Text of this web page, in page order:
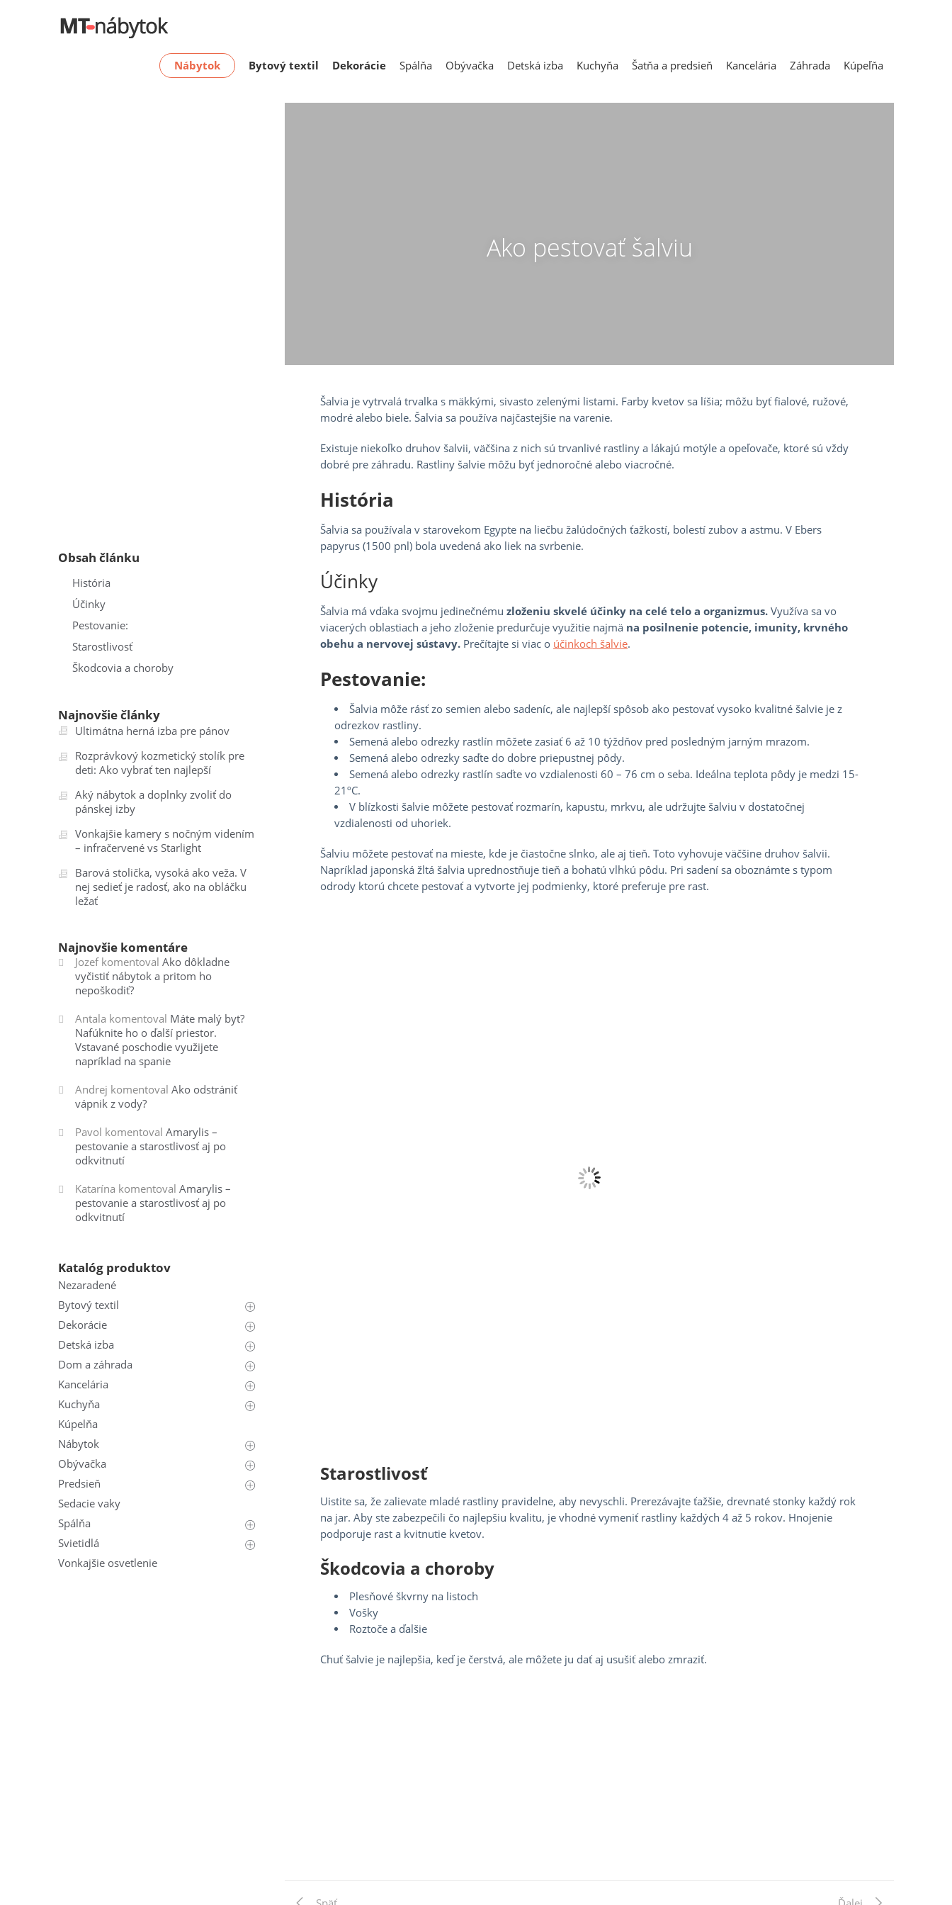
Nábytok Bytový textil Dekorácie Spálňa Obývačka Detská izba Kuchyňa Šatňa a predsieň Kancelária Záhrada Kúpeľňa
Ako pestovať šalviu
Šalvia je vytrvalá trvalka s mäkkými, sivasto zelenými listami. Farby kvetov sa líšia; môžu byť fialové, ružové,
modré alebo biele. Šalvia sa používa najčastejšie na varenie.
Existuje niekoľko druhov šalvii, väčšina z nich sú trvanlivé rastliny a lákajú motýle a opeľovače, ktoré sú vždy
dobré pre záhradu. Rastliny šalvie môžu byť jednoročné alebo viacročné.
História
Šalvia sa používala v starovekom Egypte na liečbu žalúdočných ťažkostí, bolestí zubov a astmu. V Ebers
papyrus (1500 pnl) bola uvedená ako liek na svrbenie.
Účinky
Šalvia má vďaka svojmu jedinečnému zloženiu skvelé účinky na celé telo a organizmus. Využíva sa vo
viacerých oblastiach a jeho zloženie predurčuje využitie najmä na posilnenie potencie, imunity, krvného
obehu a nervovej sústavy. Prečítajte si viac o účinkoch šalvie.
Pestovanie:
Šalvia môže rásť zo semien alebo sadeníc, ale najlepší spôsob ako pestovať vysoko kvalitné šalvie je z
odrezkov rastliny.
Semená alebo odrezky rastlín môžete zasiať 6 až 10 týždňov pred posledným jarným mrazom.
Semená alebo odrezky saďte do dobre priepustnej pôdy.
Semená alebo odrezky rastlín saďte vo vzdialenosti 60 – 76 cm o seba. Ideálna teplota pôdy je medzi 15-
21ºC.
V blízkosti šalvie môžete pestovať rozmarín, kapustu, mrkvu, ale udržujte šalviu v dostatočnej
vzdialenosti od uhoriek.
Šalviu môžete pestovať na mieste, kde je čiastočne slnko, ale aj tieň. Toto vyhovuje väčšine druhov šalvii.
Napríklad japonská žltá šalvia uprednostňuje tieň a bohatú vlhkú pôdu. Pri sadení sa oboznámte s typom
odrody ktorú chcete pestovať a vytvorte jej podmienky, ktoré preferuje pre rast.
Starostlivosť
Uistite sa, že zalievate mladé rastliny pravidelne, aby nevyschli. Prerezávajte ťažšie, drevnaté stonky každý rok
na jar. Aby ste zabezpečili čo najlepšiu kvalitu, je vhodné vymeniť rastliny každých 4 až 5 rokov. Hnojenie
podporuje rast a kvitnutie kvetov.
Škodcovia a choroby
Plesňové škvrny na listoch
Vošky
Roztoče a ďalšie
Chuť šalvie je najlepšia, keď je čerstvá, ale môžete ju dať aj usušiť alebo zmraziť.
Obsah článku
História
Účinky
Pestovanie:
Starostlivosť
Škodcovia a choroby
Najnovšie články
Ultimátna herná izba pre pánov
Rozprávkový kozmetický stolík pre
deti: Ako vybrať ten najlepší
Aký nábytok a doplnky zvoliť do
pánskej izby
Vonkajšie kamery s nočným videním
– infračervené vs Starlight
Barová stolička, vysoká ako veža. V
nej sedieť je radosť, ako na obláčku
ležať
Najnovšie komentáre
Jozefkomentoval Ako dôkladne
vyčistiť nábytok a pritom ho
nepoškodiť?
Antala komentoval Máte malý byt?
Nafúknite ho o ďalší priestor.
Vstavané poschodie využijete
napríklad na spanie
Andrej komentoval Ako odstrániť
vápnik z vody?
Pavol komentoval Amarylis –
pestovanie a starostlivosť aj po
odkvitnutí
Katarína komentoval Amarylis –
pestovanie a starostlivosť aj po
odkvitnutí
Katalóg produktov
Nezaradené
Bytový textil
Dekorácie
Detská izba
Dom a záhrada
Kancelária
Kuchyňa
Kúpelňa
Nábytok
Obývačka
Predsieň
Sedacie vaky
Spálňa
Svietidlá
Vonkajšie osvetlenie